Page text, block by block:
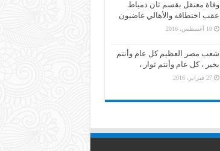
وفاة معتقل بقسم ثان دمياط
عقب اختطافه والأهالي غاضبون
10 أغسطس، 2016
شعب مصر العظيم كل عام وأنتم
بخير ، كل عام وأنتم ثوار ،
27 فبراير، 2016